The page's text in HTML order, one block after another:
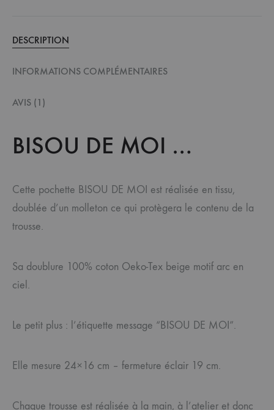
DESCRIPTION
INFORMATIONS COMPLÉMENTAIRES
AVIS (1)
BISOU DE MOI …
Cette pochette BISOU DE MOI est réalisée en tissu,
doublée d’un molleton ce qui protègera le contenu de la
trousse.
Sa doublure 100% coton Oeko-Tex beige motif arc en
ciel.
Le petit plus : l’étiquette message “BISOU DE MOI”.
Elle mesure 24×16 cm – fermeture éclair 19 cm.
Chaque trousse est réalisée à la main, à l’atelier et donc